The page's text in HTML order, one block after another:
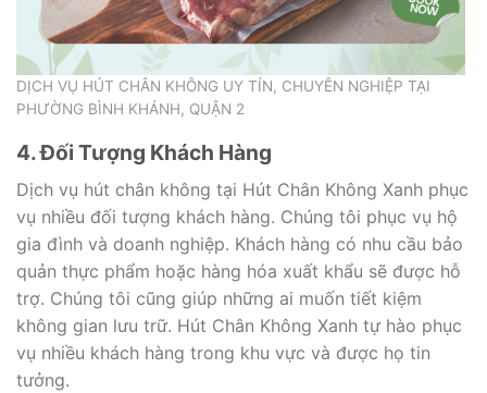
DỊCH VỤ HÚT CHÂN KHÔNG UY TÍN, CHUYÊN NGHIỆP TẠI
PHƯỜNG BÌNH KHÁNH, QUẬN 2
4. Đối Tượng Khách Hàng
Dịch vụ hút chân không tại Hút Chân Không Xanh phục
vụ nhiều đối tượng khách hàng. Chúng tôi phục vụ hộ
gia đình và doanh nghiệp. Khách hàng có nhu cầu bảo
quản thực phẩm hoặc hàng hóa xuất khẩu sẽ được hỗ
trợ. Chúng tôi cũng giúp những ai muốn tiết kiệm
không gian lưu trữ. Hút Chân Không Xanh tự hào phục
vụ nhiều khách hàng trong khu vực và được họ tin
tưởng.